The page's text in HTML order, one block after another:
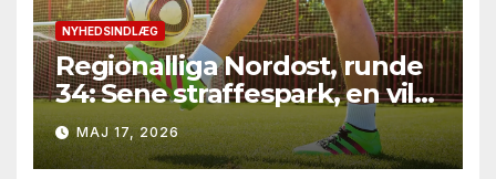
NYHEDSINDLÆG
Regionalliga Nordost, runde
34: Sene straffespark, en vild
vending i Leipzig og en
firkantsopvisning fra Baro
MAJ 17, 2026